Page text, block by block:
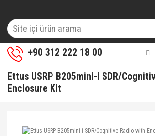
+90 312 222 18 00
Ettus USRP B205mini-i SDR/
Enclosure Kit